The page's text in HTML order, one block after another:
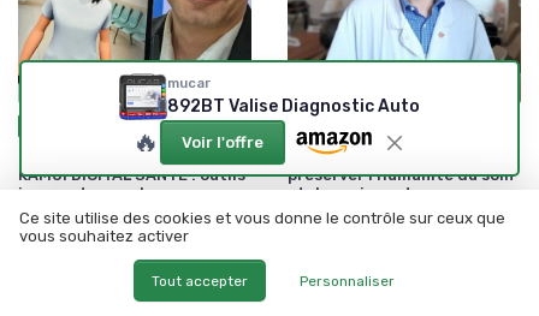
•
27/01/2026
Interview de Gabriel David de
KAMUI DIGITAL SANTE : outils
innovants pour les
professionnels et industriels
de la santé.
Face à la mort des patients :
préserver l’humanité du soin
et des soignants
Les plus lus
mucar
892BT Valise Diagnostic Auto
🔥 Voir l'offre
Ce site utilise des cookies et vous donne le contrôle sur ceux que
vous souhaitez activer
Tout accepter Personnaliser